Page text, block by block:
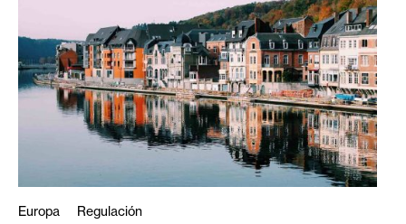
Europa Regulación